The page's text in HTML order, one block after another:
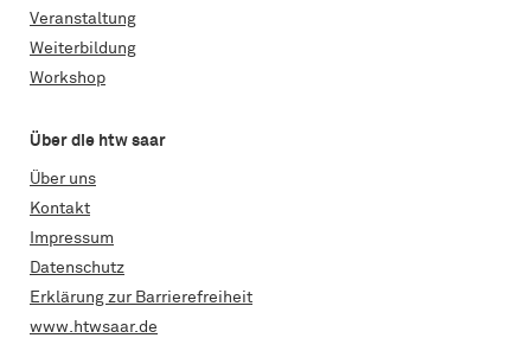
Veranstaltung
Weiterbildung
Workshop
Über die htw saar
Über uns
Kontakt
Impressum
Datenschutz
Erklärung zur Barrierefreiheit
www.htwsaar.de